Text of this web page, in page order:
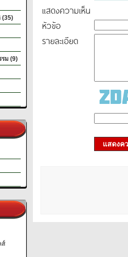
(35)
รม (9)
ส์
แสดงความเห็น
หัวข้อ
รายละเอียด
แสดงค